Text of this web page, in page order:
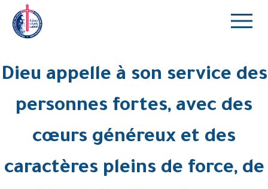
Dieu appelle à son service des
personnes fortes, avec des
cœurs généreux et des
caractères pleins de force, de